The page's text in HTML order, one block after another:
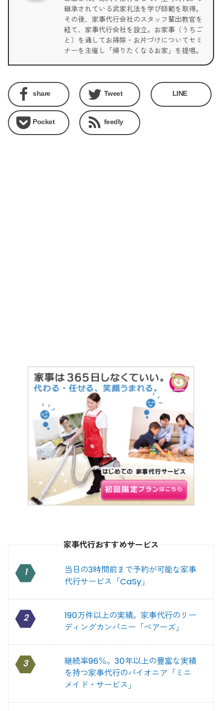
継承されている武家礼法を学び師範を取得。
その後、家事代行会社のスタッフ輩出教官を
経て、家事代行会社を設立。お家事（うちご
と）を通してお掃除・お片づけについてセミ
ナーを主催し「帰りたくなるお家」を提唱。
share Tweet LINE
Pocket feedly
家事代行おすすめサービス
1
当日の3時間前まで予約が可能な家事
代行サービス「CaSy」
2
190万件以上の実績。家事代行のリー
ディングカンパニー「ベアーズ」
3
継続率96％。30年以上の豊富な実績
を持つ家事代行のパイオニア「ミニ
メイド・サービス」